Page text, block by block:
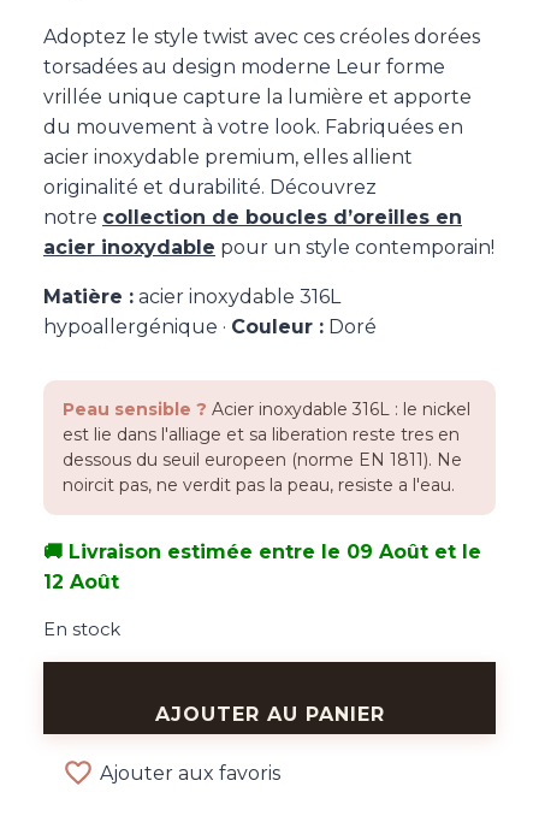
Adoptez le style twist avec ces créoles dorées
torsadées au design moderne Leur forme
vrillée unique capture la lumière et apporte
du mouvement à votre look. Fabriquées en
acier inoxydable premium, elles allient
originalité et durabilité. Découvrez
notre collection de boucles d’oreilles en
acier inoxydable pour un style contemporain!
Matière : acier inoxydable 316L
hypoallergénique · Couleur : Doré
Peau sensible ? Acier inoxydable 316L : le nickel
est lie dans l'alliage et sa liberation reste tres en
dessous du seuil europeen (norme EN 1811). Ne
noircit pas, ne verdit pas la peau, resiste a l'eau.
🚚 Livraison estimée entre le 09 Août et le
12 Août
En stock
Créoles
Dorées
AJOUTER AU PANIER
Ajouter aux favoris